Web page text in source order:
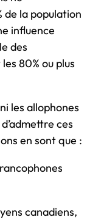
de la population
influence
des
80% ou plus
les allophones
ces
en sont que :
canadiens,